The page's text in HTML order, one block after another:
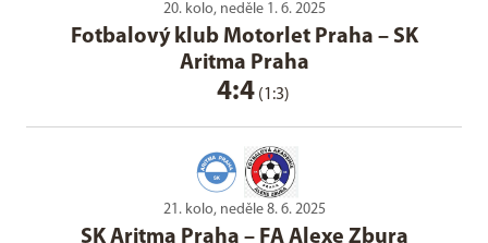
20. kolo, neděle 1. 6. 2025
Fotbalový klub Motorlet Praha – SK
Aritma Praha
4:4 (1:3)
21. kolo, neděle 8. 6. 2025
SK Aritma Praha – FA Alexe Zbura